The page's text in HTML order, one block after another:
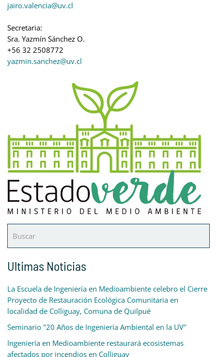
jairo.valencia@uv.cl
Secretaria:
Sra. Yazmín Sánchez O.
+56 32 2508772
yazmin.sanchez@uv.cl
Ultimas Noticias
La Escuela de Ingeniería en Medioambiente celebro el Cierre
Proyecto de Restauración Ecológica Comunitaria en
localidad de Colliguay, Comuna de Quilpué
Seminario "20 Años de Ingeniería Ambiental en la UV"
Ingeniería en Medioambiente restaurará ecosistemas
afectados por incendios en Colliguay